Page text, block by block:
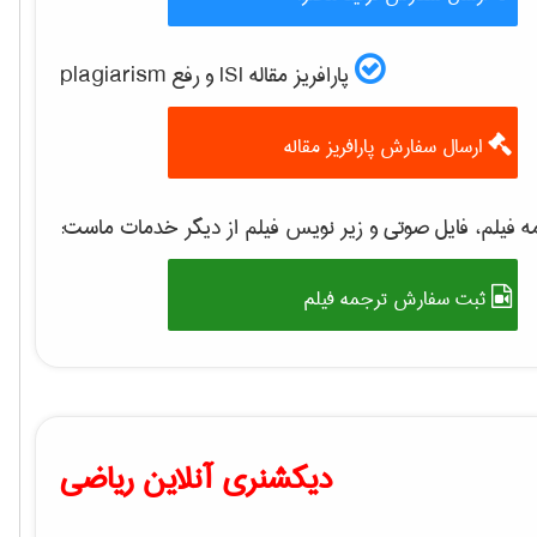
پارافریز مقاله ISI و رفع plagiarism
ارسال سفارش پارافریز مقاله
فیلم، فایل صوتی و زیر نویس فیلم از دیگر خدمات ماست:
ثبت سفارش ترجمه فیلم
دیکشنری آنلاین ریاضی